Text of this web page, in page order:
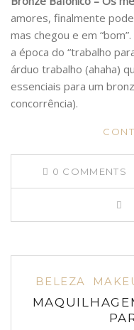
amores, finalmente
mas chegou e em
a época do “trabalho
árduo trabalho (ahaha)
essenciais para um
concorrência).
0 COMMENTS
BELEZA